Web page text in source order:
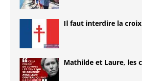
Il faut interdire la
Mathilde et Laure, les